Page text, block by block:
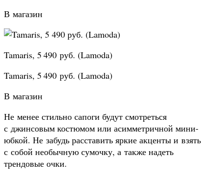
В магазин
Tamaris, 5 490 руб. (Lamoda)
Tamaris, 5 490 руб. (Lamoda)
В магазин
Не менее стильно сапоги будут смотреться
с джинсовым костюмом или асимметричной мини-
юбкой. Не забудь расставить яркие акценты и взять
с собой необычную сумочку, а также надеть
трендовые очки.